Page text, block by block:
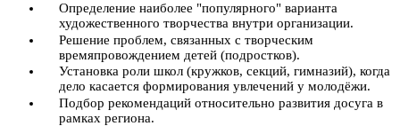
Определение наиболее "популярного" варианта
художественного творчества внутри организации.
Решение проблем, связанных с творческим
времяпровождением детей (подростков).
Установка роли школ (кружков, секций, гимназий), когда
дело касается формирования увлечений у молодёжи.
Подбор рекомендаций относительно развития досуга в
рамках региона.